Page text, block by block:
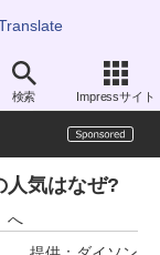
検索 Impressサイト
人気はなぜ?
へ